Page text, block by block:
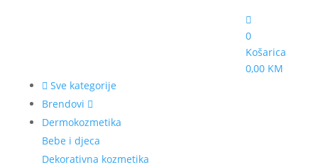
0
Košarica
0,00 KM
Sve kategorije
Brendovi
Dermokozmetika
Bebe i djeca
Dekorativna kozmetika